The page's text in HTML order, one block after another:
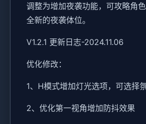
调整为增加夜袭功能，可攻略角
全新的夜袭体位。
V1.2.1 更新日志-2024.11.06
优化修改：
1、H模式增加灯光选项，可选择
2、优化第一视角增加防抖效果